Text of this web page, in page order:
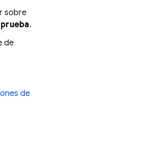
sobre
.
de
de